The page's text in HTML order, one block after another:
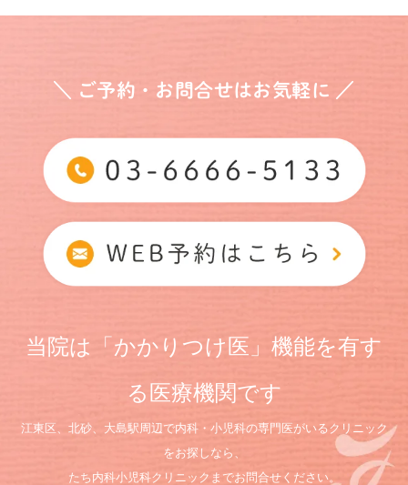
＼ ご予約・お問合せはお気軽に ／
当院は「かかりつけ医」機能を有す
る医療機関です
江東区、北砂、大島駅周辺で内科・小児科の専門医がいるクリニック
をお探しなら、
たち内科小児科クリニックまでお問合せください。